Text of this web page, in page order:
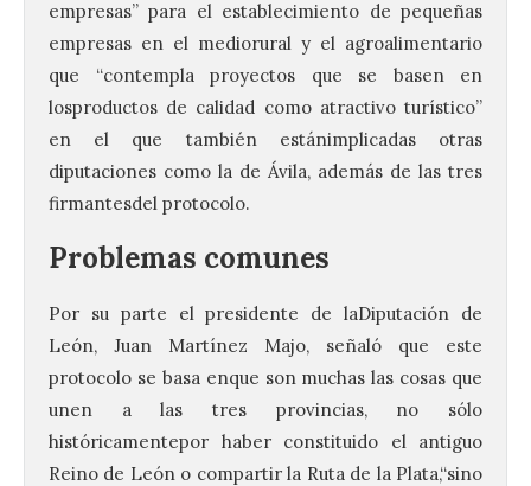
empresas” para el establecimiento de pequeñas
empresas en el mediorural y el agroalimentario
que “contempla proyectos que se basen en
losproductos de calidad como atractivo turístico”
en el que también estánimplicadas otras
diputaciones como la de Ávila, además de las tres
firmantesdel protocolo.
Problemas comunes
Por su parte el presidente de laDiputación de
León, Juan Martínez Majo, señaló que este
protocolo se basa enque son muchas las cosas que
unen a las tres provincias, no sólo
históricamentepor haber constituido el antiguo
Reino de León o compartir la Ruta de la Plata,“sino